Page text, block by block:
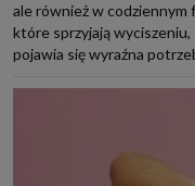
ale również w codziennym
które sprzyjają
pojawia się wyraźna